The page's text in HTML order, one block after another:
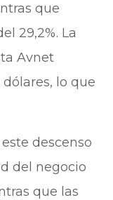
que
29,2%. La
Avnet
lo que
descenso
del negocio
que las